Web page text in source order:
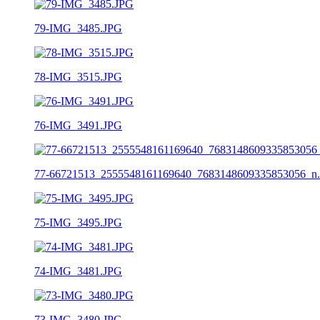
79-IMG_3485.JPG
78-IMG_3515.JPG
76-IMG_3491.JPG
77-
75-IMG_3495.JPG
74-IMG_3481.JPG